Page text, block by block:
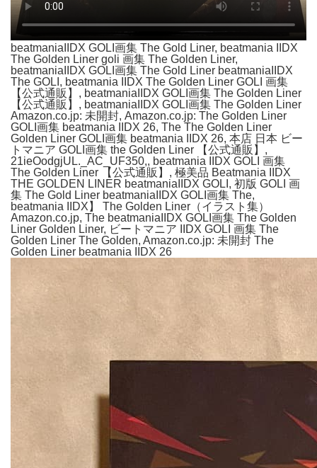
beatmaniaIIDX GOLI画集 The Gold Liner, beatmania IIDX
The Golden Liner goli 画集 The Golden Liner,
beatmaniaIIDX GOLI画集 The Gold Liner beatmaniaIIDX
The GOLI, beatmania IIDX The Golden Liner GOLI 画集
【公式通販】, beatmaniaIIDX GOLI画集 The Golden Liner
【公式通販】, beatmaniaIIDX GOLI画集 The Golden Liner
Amazon.co.jp: 未開封, Amazon.co.jp: The Golden Liner
GOLI画集 beatmania IIDX 26, The The Golden Liner
Golden Liner GOLI画集 beatmania IIDX 26, 本店 日本 ビー
トマニア GOLI画集 the Golden Liner 【公式通販】,
21ieOodgjUL._AC_UF350,, beatmania IIDX GOLI 画集
The Golden Liner 【公式通販】, 極美品 Beatmania IIDX
THE GOLDEN LINER beatmaniaIIDX GOLI, 初版 GOLI 画
集 The Gold Liner beatmaniaIIDX GOLI画集 The,
beatmania IIDX】 The Golden Liner（イラスト集）
Amazon.co.jp, The beatmaniaIIDX GOLI画集 The Golden
Liner Golden Liner, ビートマニア IIDX GOLI 画集 The
Golden Liner The Golden, Amazon.co.jp: 未開封 The
Golden Liner beatmania IIDX 26